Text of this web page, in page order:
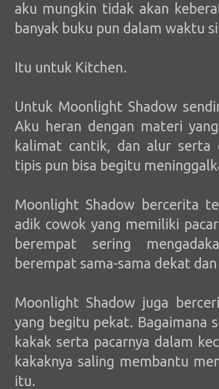
aku mungkin tidak akan
banyak buku pun dalam waktu
Itu untuk Kitchen.
Untuk Moonlight Shadow
Aku heran dengan materi
kalimat cantik, dan alur serta
tipis pun bisa begitu
Moonlight Shadow bercerita
adik cowok yang memiliki
berempat sering
berempat sama-sama dekat
Moonlight Shadow juga
yang begitu pekat. Bagaimana
kakak serta pacarnya dalam
kakaknya saling membantu
itu.